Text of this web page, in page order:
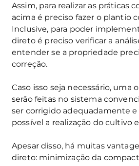
Assim, para realizar as práticas
acima é preciso fazer o plantio
Inclusive, para poder
direto é preciso verificar a
entender se a propriedade
correção.
Caso isso seja necessário, uma
serão feitas no sistema
ser corrigido adequadamente e
possível a realização do cultivo
Apesar disso, há muitas
direto: minimização da